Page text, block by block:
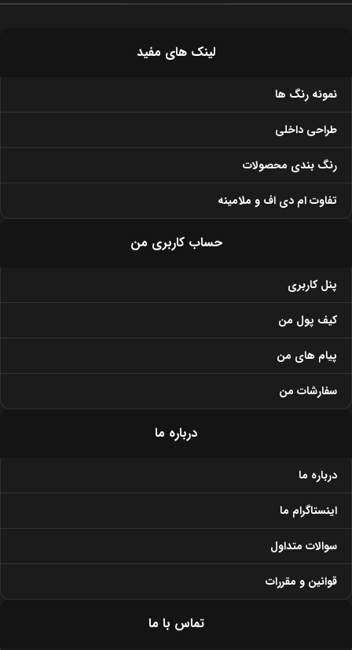
تماس با ما
درباره ما
درباره ما
اینستاگرام ما
سوالات متداول
قوانین و مقررات
حساب کاربری من
پنل کاربری
کیف پول من
پیام های من
سفارشات من
لینک های مفید
نمونه رنگ ها
طراحی داخلی
رنگ بندی محصولات
تفاوت ام دی اف و ملامینه